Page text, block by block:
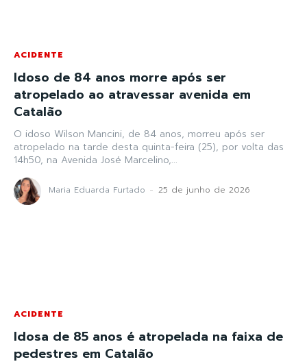
ACIDENTE
Idoso de 84 anos morre após ser
atropelado ao atravessar avenida em
Catalão
O idoso Wilson Mancini, de 84 anos, morreu após ser
atropelado na tarde desta quinta-feira (25), por volta das
14h50, na Avenida José Marcelino,...
Maria Eduarda Furtado - 25 de junho de 2026
ACIDENTE
Idosa de 85 anos é atropelada na faixa de
pedestres em Catalão